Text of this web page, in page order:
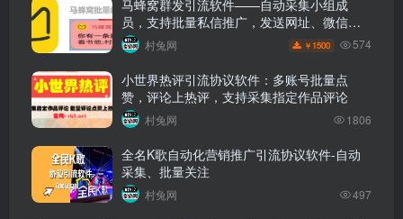
马蜂窝群发引流软件——自动采集小组成
员，支持批量私信推广，发送网址、微信和
QQ等广告内容
村兔网 ￥ 1500 574
小世界热评引流协议软件：多账号批量点
赞，评论上热评，支持采集指定作品评论
村兔网 1806
全名K歌自动化营销推广引流协议软件-自动
采集、批量关注
村兔网 497